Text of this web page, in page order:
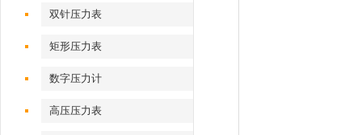
双针压力表
矩形压力表
数字压力计
高压压力表